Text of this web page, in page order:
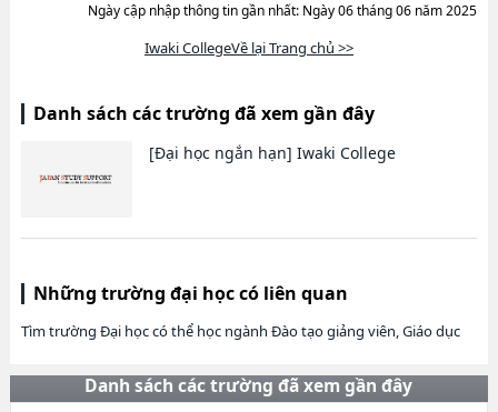
Ngày cập nhập thông tin gần nhất: Ngày 06 tháng 06 năm 2025
Iwaki CollegeVề lại Trang chủ >>
Danh sách các trường đã xem gần đây
[Đại học ngắn hạn] Iwaki College
Những trường đại học có liên quan
Tìm trường Đại học có thể học ngành Đào tạo giảng viên, Giáo dục
Danh sách các trường đã xem gần đây